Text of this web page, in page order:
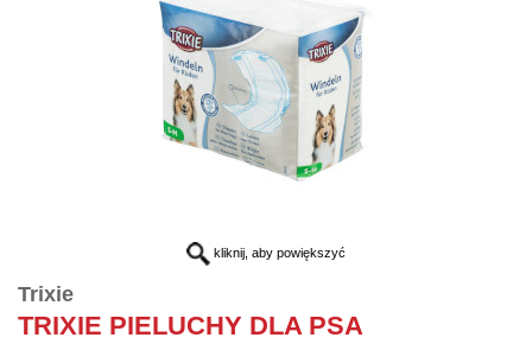
kliknij, aby powiększyć
Trixie
TRIXIE PIELUCHY DLA PSA